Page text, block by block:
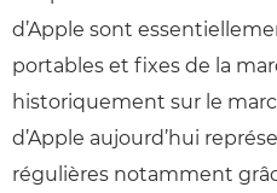
d’Apple sont
portables et fixes de la
historiquement sur le
d’Apple aujourd’hui
régulières notamment